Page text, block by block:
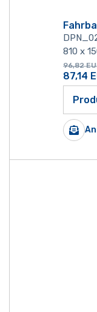
810 x
96,82
87,14